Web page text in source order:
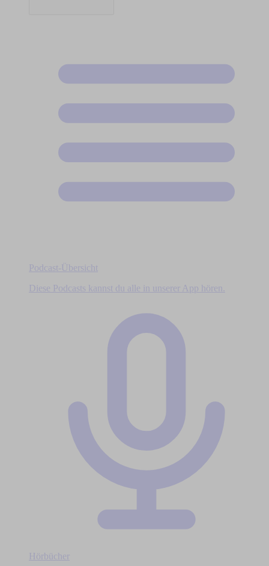
Podcast-Übersicht
Diese Podcasts kannst du alle in unserer App hören.
Hörbücher